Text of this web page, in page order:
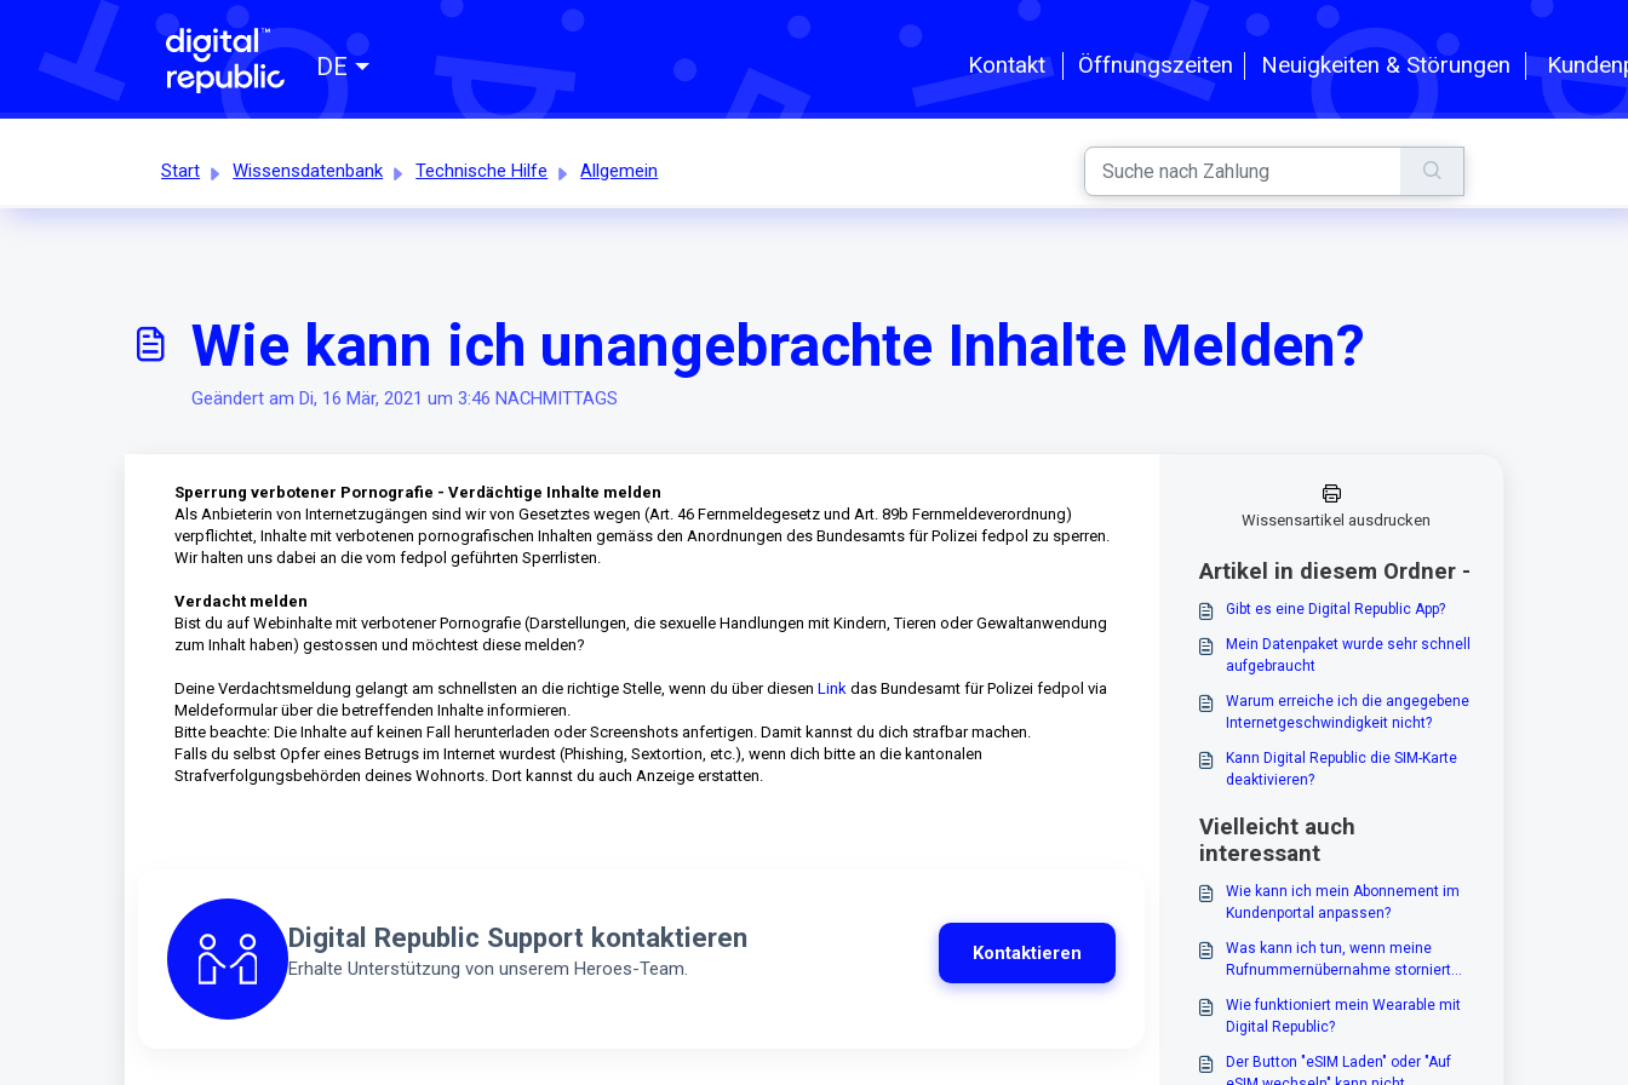
Zum hauptsächlichen Inhalt gehen
Kontakt Öffnungszeiten Neuigkeiten & Störungen
DE
Start Wissensdatenbank Technische Hilfe Allgemein
Wie kann ich unangebrachte Inhalte Melden?
Geändert am Di, 16 Mär, 2021 um 3:46 NACHMITTAGS
Sperrung verbotener Pornografie - Verdächtige Inhalte melden
Als Anbieterin von Internetzugängen sind wir von Gesetztes wegen (Art. 46 Fernmeldegesetz und Art. 89b Fernmeldeverordnung)
verpflichtet, Inhalte mit verbotenen pornografischen Inhalten gemäss den Anordnungen des Bundesamts für Polizei fedpol zu sperren.
Wir halten uns dabei an die vom fedpol geführten Sperrlisten.
Verdacht melden
Bist du auf Webinhalte mit verbotener Pornografie (Darstellungen, die sexuelle Handlungen mit Kindern, Tieren oder Gewaltanwendung
zum Inhalt haben) gestossen und möchtest diese melden?
Deine Verdachtsmeldung gelangt am schnellsten an die richtige Stelle, wenn du über diesen Link das Bundesamt für Polizei fedpol via
Meldeformular über die betreffenden Inhalte informieren.
Bitte beachte: Die Inhalte auf keinen Fall herunterladen oder Screenshots anfertigen. Damit kannst du dich strafbar machen.
Falls du selbst Opfer eines Betrugs im Internet wurdest (Phishing, Sextortion, etc.), wenn dich bitte an die kantonalen
Strafverfolgungsbehörden deines Wohnorts. Dort kannst du auch Anzeige erstatten.
Digital Republic Support kontaktieren
Erhalte Unterstützung von unserem Heroes-Team.
Kontaktieren
Wissensartikel ausdrucken
Artikel in diesem Ordner -
Gibt es eine Digital Republic App?
Mein Datenpaket wurde sehr schnell
aufgebraucht
Warum erreiche ich die angegebene
Internetgeschwindigkeit nicht?
Kann Digital Republic die SIM-Karte
deaktivieren?
Vielleicht auch
interessant
Wie kann ich mein Abonnement im
Kundenportal anpassen?
Was kann ich tun, wenn meine
Rufnummernübernahme storniert
Wie funktioniert mein Wearable mit
Digital Republic?
Der Button "eSIM Laden" oder "Auf